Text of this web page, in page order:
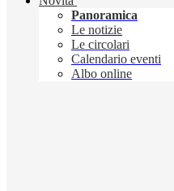
Panoramica
Le notizie
Le circolari
Calendario eventi
Albo online